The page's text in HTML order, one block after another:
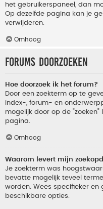
het gebruikerspaneel, dan
Op dezelfde pagina kan je
verwijderen.
Omhoog
Forums doorzoeken
Hoe doorzoek ik het forum?
Door een zoekterm op te
index-, forum- en
mogelijk door op de "zoeken"
pagina.
Omhoog
Waarom levert mijn
Je zoekterm was
bevatte mogelijk teveel
worden. Wees specifieker en
beschikbare opties.